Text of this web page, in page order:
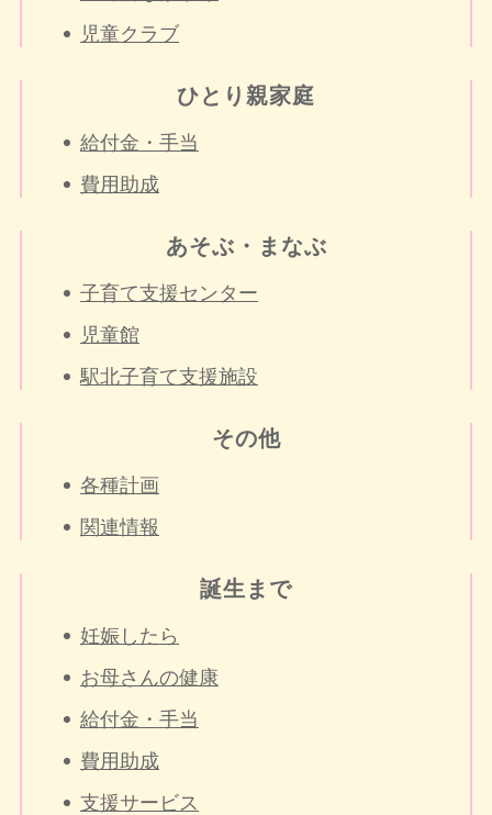
児童クラブ
ひとり親家庭
給付金・手当
費用助成
あそぶ・まなぶ
子育て支援センター
児童館
駅北子育て支援施設
その他
各種計画
関連情報
誕生まで
妊娠したら
お母さんの健康
給付金・手当
費用助成
支援サービス